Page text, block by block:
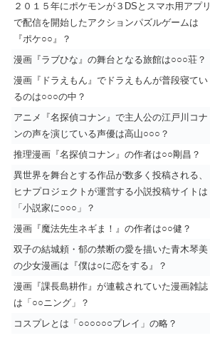
２０１５年にポケモンが３DSとスマホ用アプリ
で配信を開始したアクションパズルゲームは
『ポケ○○』？
漫画『ラブひな』の舞台となる旅館は○○○荘？
漫画『ドラえもん』でドラえもんが普段寝てい
るのは○○○の中？
アニメ『名探偵コナン』で主人公の江戸川コナ
ンの声を演じている声優は高山○○○？
推理漫画『名探偵コナン』の作者は○○剛昌？
異世界を舞台とする作品が数多く投稿される、
ヒナプロジェクトが運営する小説投稿サイトは
「小説家に○○○」？
漫画『魔法先生ネギま！』の作者は○○健？
双子の結城頼・郁の禁断の愛を描いた青木琴美
の少女漫画は『僕は○に恋をする』？
漫画『課長島耕作』が連載されていた漫画雑誌
は「○○ニング」？
コスプレとは「○○○○○○プレイ」の略？